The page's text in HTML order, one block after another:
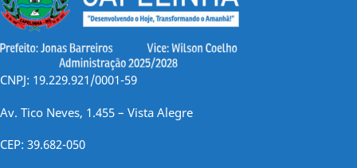
CNPJ: 19.229.921/0001-59
Av. Tico Neves, 1.455 – Vista Alegre
CEP: 39.682-050